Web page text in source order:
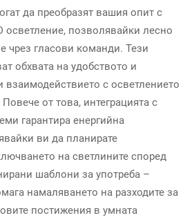
да преобразят вашия опит с
осветление, позволявайки лесно
чрез гласови команди. Тези
обхвата на удобството и
взаимодействието с осветлението
от това, интеграцията с
гарантира енергийна
ви да планирате
на светлините според
шаблони за употреба –
намаляването на разходите за
постижения в умната